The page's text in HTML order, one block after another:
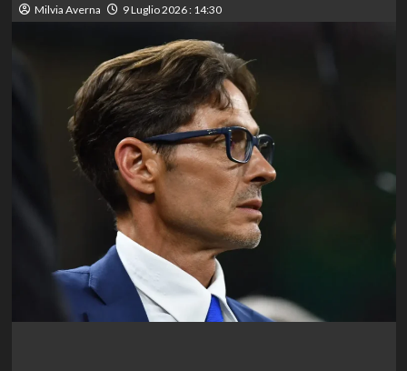
Milvia Averna 9 Luglio 2026 : 14:30